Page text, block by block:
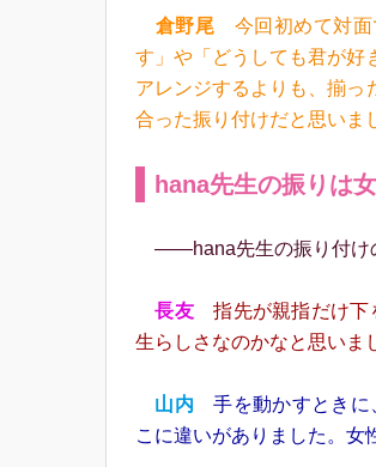
倉野尾 今回初めて対面
す」や「どうしても君が好
アレンジするよりも、揃っ
合った振り付けだと思いま
hana先生の振りは
――hana先生の振り付け
長友指先が親指だけ下
生らしさなのかなと思いま
山内 手を動かすときに
こに違いがありました。女